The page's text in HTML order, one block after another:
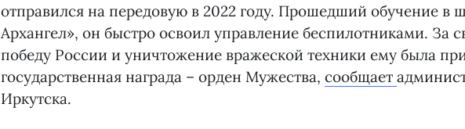
отправился на передовую в 2022 году. Прошедший обучение в
Архангел», он быстро освоил управление беспилотниками. За
победу России и уничтожение вражеской техники ему была
государственная награда – орден Мужества, сообщает
Иркутска.